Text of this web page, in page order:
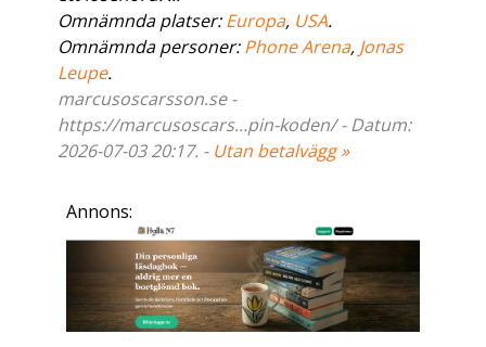
Omnämnda platser:Europa, USA.
Omnämnda personer:Phone Arena, Jonas
Leupe.
marcusoscarsson.se -
https://marcusoscars...pin-koden/ - Datum:
2026-07-03 20:17. - Utan betalvägg »
Annons: